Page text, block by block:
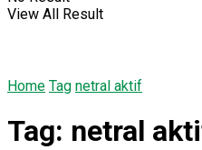
View All Result
Home Tag netral aktif
Tag: netral